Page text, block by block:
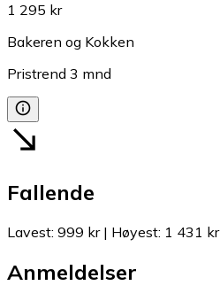
1 295 kr
Bakeren og Kokken
Pristrend 3 mnd
Fallende
Lavest: 999 kr| Høyest: 1 431 kr
Anmeldelser